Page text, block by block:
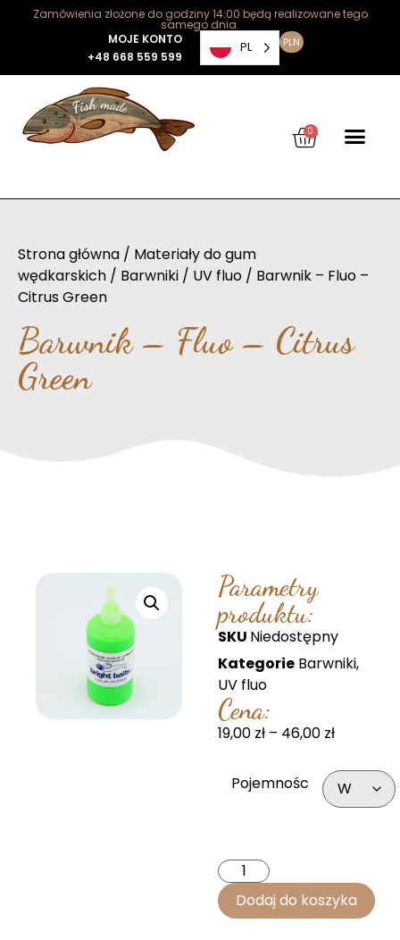
Zamówienia złożone do godziny 14:00 będą realizowane tego
samego dnia.
MOJE KONTO
+48 668 559 599
PL PLN
0
Strona główna / Materiały do gum
wędkarskich / Barwniki / UV fluo / Barwnik – Fluo –
Citrus Green
Barwnik – Fluo – Citrus
Green
Parametry
produktu:
SKU Niedostępny
Kategorie Barwniki,
UV fluo
Cena:
19,00 zł – 46,00 zł
Pojemnośc
Dodaj do koszyka